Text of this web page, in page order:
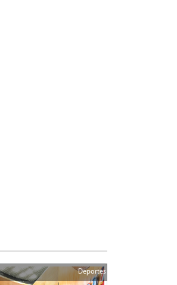
Deportes